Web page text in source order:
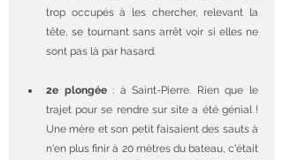
trop occupés à les chercher, relevant la
tête, se tournant sans arrêt voir si elles ne
sont pas là par hasard.
2e plongée : à Saint-Pierre. Rien que le
trajet pour se rendre sur site a été génial !
Une mère et son petit faisaient des sauts à
n'en plus finir à 20 mètres du bateau, c'était